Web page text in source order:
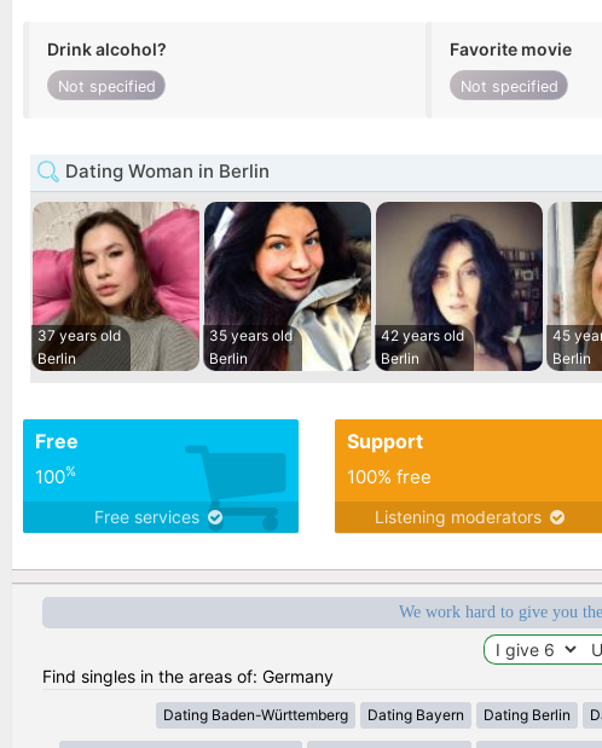
Drink alcohol?
Not specified
Favorite movie
Not specified
Dating Woman in Berlin
37 years old
Berlin
35 years old
Berlin
42 years old
Berlin
45
Berlin
Free
100%
Free services
Support
100% free
Listening moderators
We work hard to give you
Find singles in the areas of: Germany
Dating Baden-Württemberg Dating Bayern Dating Berlin